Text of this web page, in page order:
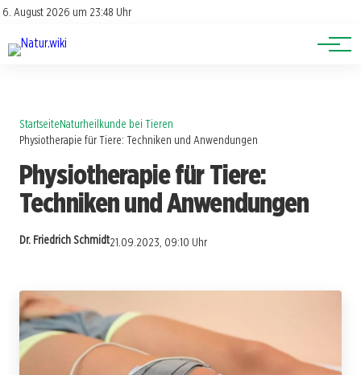
6. August 2026 um 23:48 Uhr
Account
Lexikon
Themen
StartseiteNaturheilkunde bei Tieren
Physiotherapie für Tiere: Techniken und Anwendungen
Physiotherapie für Tiere:
Techniken und Anwendungen
Dr. Friedrich Schmidt21.09.2023, 09:10 Uhr